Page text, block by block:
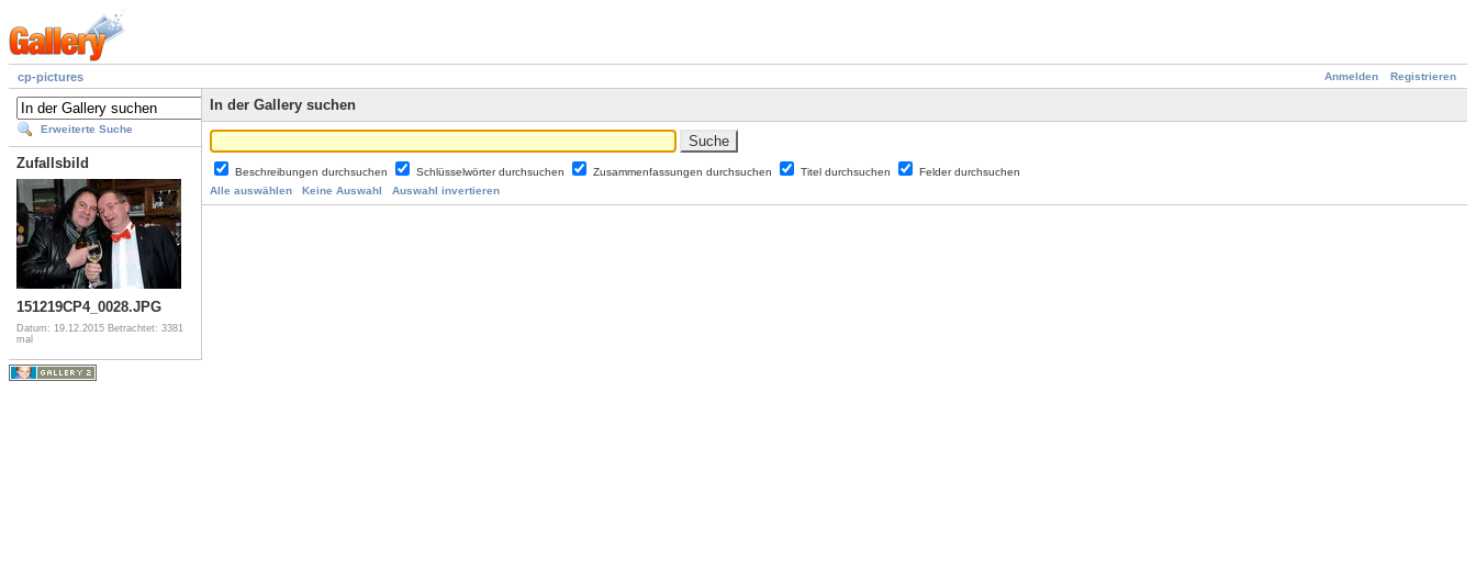
Anmelden Registrieren
cp-pictures
Erweiterte Suche
Zufallsbild
151219CP4_0028.JPG
Datum: 19.12.2015 Betrachtet: 3381
mal
In der Gallery suchen
Beschreibungen durchsuchen Schlüsselwörter durchsuchen Zusammenfassungen durchsuchen Titel durchsuchen
Felder durchsuchen
Alle auswählen
Keine Auswahl Auswahl invertieren